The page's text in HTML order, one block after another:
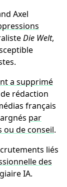
Axel
Die Welt,
a supprimé
rédaction
français
par
de conseil.
liés
des
IA.